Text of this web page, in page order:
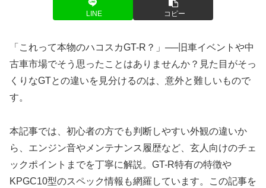
LINE コピー
「これって本物のハコスカGT-R？」──旧車イベントや中
古車市場でそう思ったことはありませんか？見た目がそっ
くりなGTとの違いを見分けるのは、意外と難しいもので
す。
本記事では、初心者の方でも判断しやすい外観の違いか
ら、エンジン音やメンテナンス履歴など、玄人向けのチェ
ックポイントまでを丁寧に解説。GT-R特有の特徴や
KPGC10型のスペック情報も網羅しています。この記事を